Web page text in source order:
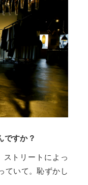
すか？
ストリートによっ
ていて。恥ずかし